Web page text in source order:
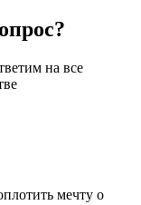
на все
мечту о